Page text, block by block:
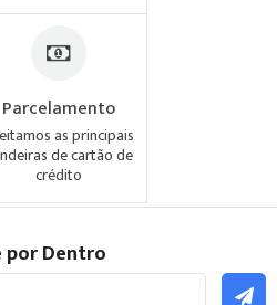
Parcelamento
as principais
de cartão de
crédito
por Dentro